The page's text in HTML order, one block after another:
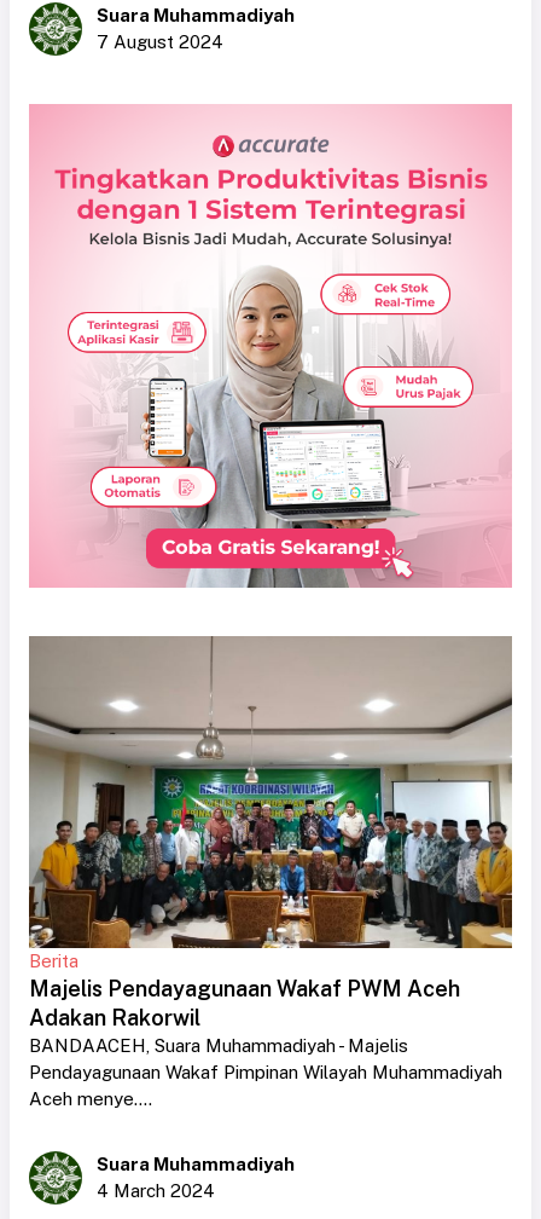
Suara Muhammadiyah
7 August 2024
Berita
Majelis Pendayagunaan Wakaf PWM Aceh
Adakan Rakorwil
BANDAACEH, Suara Muhammadiyah - Majelis
Pendayagunaan Wakaf Pimpinan Wilayah Muhammadiyah
Aceh menye....
Suara Muhammadiyah
4 March 2024